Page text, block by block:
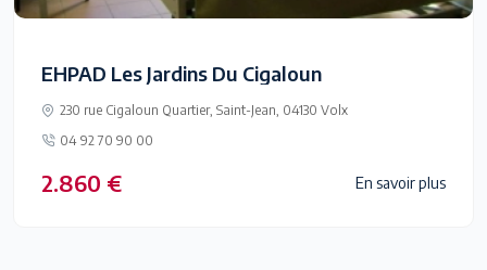
EHPAD Les Jardins Du Cigaloun
230 rue Cigaloun Quartier, Saint-Jean, 04130 Volx
04 92 70 90 00
2.860 € En savoir plus